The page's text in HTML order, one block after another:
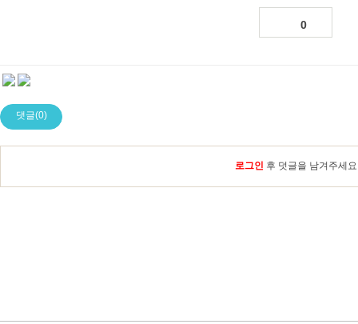
0
댓글(0)
로그인 후 덧글을 남겨주세요